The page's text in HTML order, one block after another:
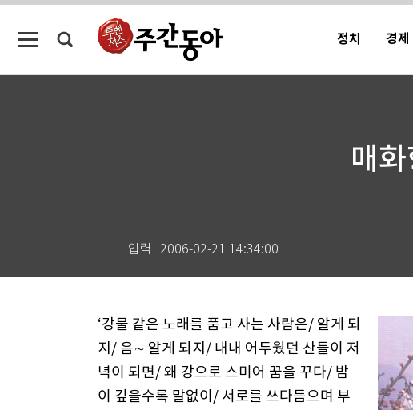
정치 경제
매
입력 2006-02-21 14:34:00
‘강물 같은 노래를 품고 사는 사람은/ 알게 되
지/ 음∼ 알게 되지/ 내내 어두웠던 산들이 저
녁이 되면/ 왜 강으로 스미어 꿈을 꾸다/ 밤
이 깊을수록 말없이/ 서로를 쓰다듬으며 부